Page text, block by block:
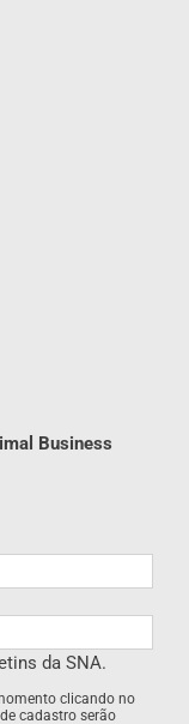
Business
da SNA.
clicando no
cadastro serão